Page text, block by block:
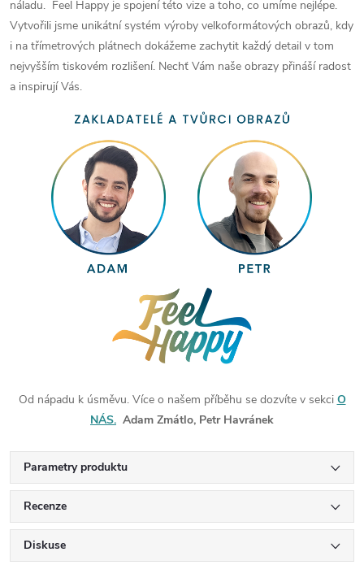
náladu. Feel Happy je spojení této vize a toho, co umíme nejlépe.
Vytvořili jsme unikátní systém výroby velkoformátových obrazů, kdy
i na třímetrových plátnech dokážeme zachytit každý detail v tom
nejvyšším tiskovém rozlišení. Nechť Vám naše obrazy přináší radost
a inspirují Vás.
Od nápadu k úsměvu. Více o našem příběhu se dozvíte v sekci O
NÁS. Adam Zmátlo, Petr Havránek
Parametry produktu
Recenze
Diskuse